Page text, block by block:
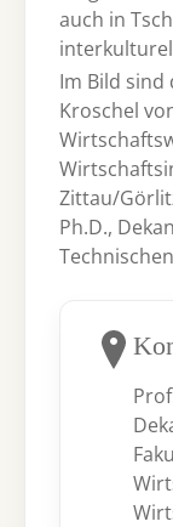
auch in
Im Bild sind
Kroschel
Zittau/
Ph.D.,